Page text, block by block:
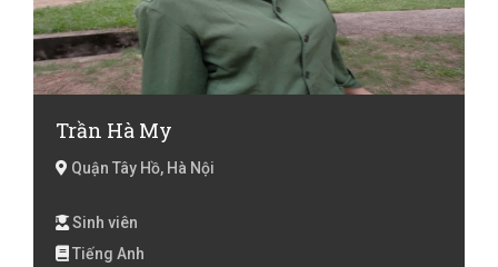
Trần Hà My
Quận Tây Hồ, Hà Nội
Sinh viên
Tiếng Anh